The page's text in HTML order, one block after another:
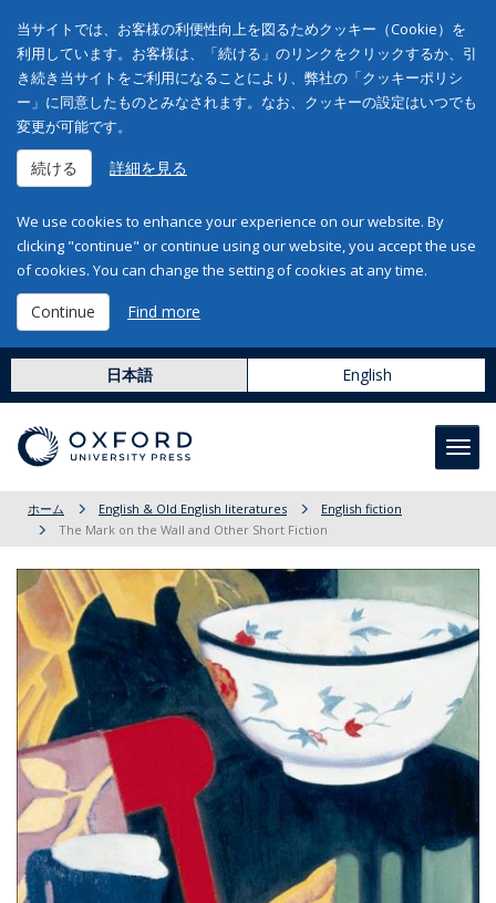
当サイトでは、お客様の利便性向上を図るためクッキー（Cookie）を
利用しています。お客様は、「続ける」のリンクをクリックするか、引
き続き当サイトをご利用になることにより、弊社の「クッキーポリシ
ー」に同意したものとみなされます。なお、クッキーの設定はいつでも
変更が可能です。
続ける 詳細を見る
We use cookies to enhance your experience on our website. By
clicking "continue" or continue using our website, you accept the use
of cookies. You can change the setting of cookies at any time.
Continue Find more
日本語 English
ホーム English & Old English literatures
English fiction
The Mark on the Wall and Other Short Fiction